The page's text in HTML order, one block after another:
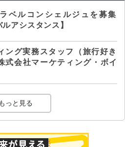
ベルコンシェルジュを募集
アシスタンス】
ング実務スタッフ（旅行好き
式会社マーケティング・ボイ
もっと見る